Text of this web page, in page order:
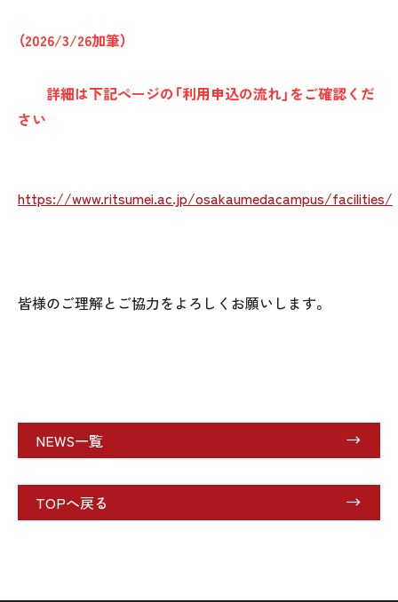
（2026/3/26加筆）
詳細は下記ページの「利用申込の流れ」をご確認くだ
さい
https://www.ritsumei.ac.jp/osakaumedacampus/facilities/
皆様のご理解とご協力をよろしくお願いします。
NEWS一覧
TOPへ戻る